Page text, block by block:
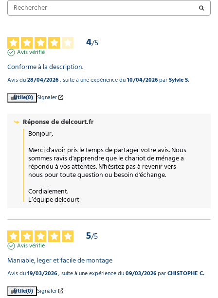
4/5
Avis vérifié
Conforme à la description.
Avis du28/04/2026, suite à une expérience du10/04/2026parSylvie S.
Utile(0) Signaler
Réponse dedelcourt.fr
Bonjour,
Merci d'avoir pris le temps de partager votre avis. Nous
sommes ravis d'apprendre que le chariot de ménage a
répondu à vos attentes. N'hésitez pas à revenir vers
nous pour toute question ou besoin d'échange.
Cordialement.
L’équipe delcourt
5/5
Avis vérifié
Maniable, leger et facile de montage
Avis du19/03/2026, suite à une expérience du09/03/2026parCHISTOPHE C.
Utile(0) Signaler